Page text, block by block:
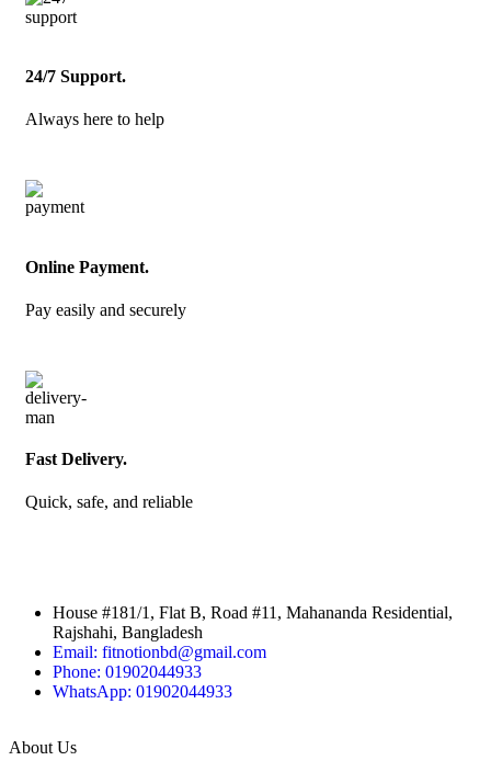
24/7 Support.
Always here to help
Online Payment.
Pay easily and securely
Fast Delivery.
Quick, safe, and reliable
House #181/1, Flat B, Road #11, Mahananda Residential,
Rajshahi, Bangladesh
Email: fitnotionbd@gmail.com
Phone: 01902044933
WhatsApp: 01902044933
About Us